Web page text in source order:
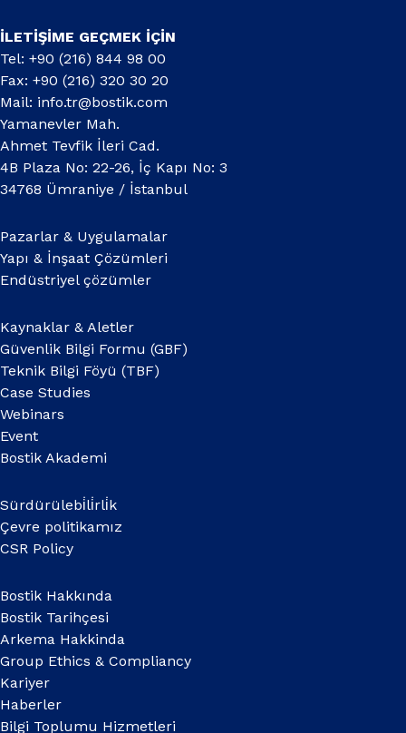
İLETİŞİME GEÇMEK İÇİN
Tel: +90 (216) 844 98 00
Fax: +90 (216) 320 30 20
Mail: info.tr@bostik.com
Yamanevler Mah.
Ahmet Tevfik İleri Cad.
4B Plaza No: 22-26, İç Kapı No: 3
34768 Ümraniye / İstanbul
Pazarlar & Uygulamalar
Yapı & İnşaat Çözümleri
Endüstriyel çözümler
Kaynaklar & Aletler
Güvenlik Bilgi Formu (GBF)
Teknik Bilgi Föyü (TBF)
Case Studies
Webinars
Event
Bostik Akademi
Sürdürülebi̇li̇rli̇k
Çevre politikamız
CSR Policy
Bostik Hakkında
Bostik Tarihçesi
Arkema Hakkinda
Group Ethics & Compliancy
Kariyer
Haberler
Bilgi Toplumu Hizmetleri